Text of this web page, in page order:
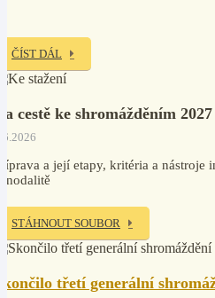
ČÍST DÁL
cestě ke shromážděním
a její etapy, kritéria a nástroje
STÁHNOUT SOUBOR
třetí generální